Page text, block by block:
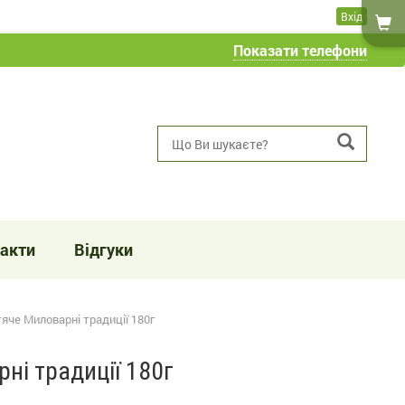
Вхід
Показати телефони
Відгуки
Миловарні традиції 180г
традиції 180г